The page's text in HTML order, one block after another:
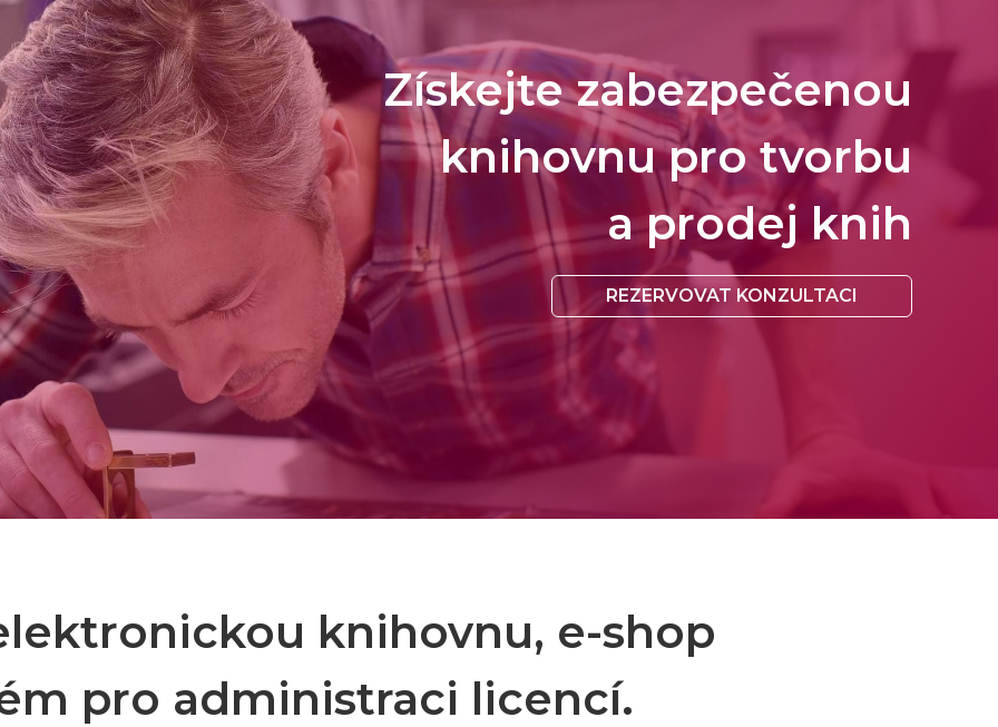
Získejte zabezpečenou
knihovnu pro tvorbu
a prodej knih
REZERVOVAT KONZULTACI
knihovnu, e-shop
pro administraci licencí.